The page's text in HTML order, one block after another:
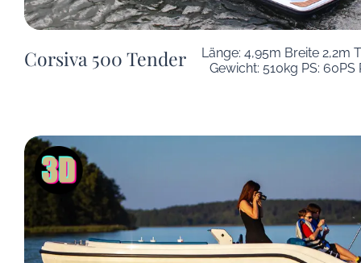
Corsiva 500 Tender
Länge: 4,95m Breite 2,2m
Gewicht: 510kg PS: 60PS